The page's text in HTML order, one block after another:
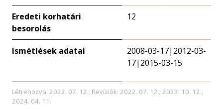
Eredeti korhatári
besorolás
12
Ismétlések adatai
2008-03-17|2012-03-
17|2015-03-15
Létrehozva: 2022. 07. 12.; Revíziók: 2022. 07. 12.; 2023. 10. 12.;
2024. 04. 11.